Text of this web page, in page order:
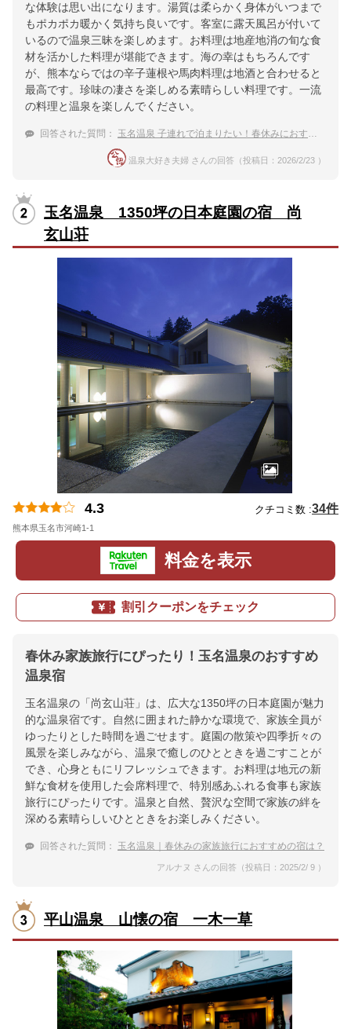
な体験は思い出になります。湯質は柔らかく身体がいつまで
もポカポカ暖かく気持ち良いです。客室に露天風呂が付いて
いるので温泉三昧を楽しめます。お料理は地産地消の旬な食
材を活かした料理が堪能できます。海の幸はもちろんです
が、熊本ならではの辛子蓮根や馬肉料理は地酒と合わせると
最高です。珍味の凄さを楽しめる素晴らしい料理です。一流
の料理と温泉を楽しんでください。
回答された質問： 玉名温泉 子連れで泊まりたい！春休みにおすすめの穴場な温泉宿
温泉大好き夫婦 さんの回答（投稿日：2026/2/23 ）
玉名温泉 1350坪の日本庭園の宿 尚
玄山荘
4.3 クチコミ数 :34件
熊本県玉名市河崎1-1
料金を表示
割引クーポンをチェック
春休み家族旅行にぴったり！玉名温泉のおすすめ
温泉宿
玉名温泉の「尚玄山荘」は、広大な1350坪の日本庭園が魅力
的な温泉宿です。自然に囲まれた静かな環境で、家族全員が
ゆったりとした時間を過ごせます。庭園の散策や四季折々の
風景を楽しみながら、温泉で癒しのひとときを過ごすことが
でき、心身ともにリフレッシュできます。お料理は地元の新
鮮な食材を使用した会席料理で、特別感あふれる食事も家族
旅行にぴったりです。温泉と自然、贅沢な空間で家族の絆を
深める素晴らしいひとときをお楽しみください。
回答された質問： 玉名温泉｜春休みの家族旅行におすすめの宿は？
アルナヌ さんの回答（投稿日：2025/2/ 9 ）
平山温泉 山懐の宿 一木一草